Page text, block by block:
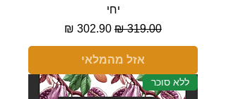
יחי
מחיר רגיל מחיר מבצע
אזל מהמלאי
ללא סוכר